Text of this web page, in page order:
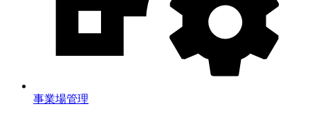
事業場管理